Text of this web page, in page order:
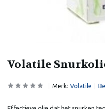
Volatile
Merk: Volatile